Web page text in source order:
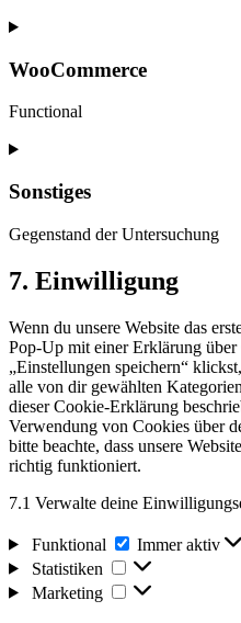
Consent
service
WooCommerce
Functional
Consent
service
woocommerce
Sonstiges
Gegenstand der Untersuchung
Consent
to
sonstiges
7. Einwilligung
Wenn du unsere Website das
Pop-Up mit einer Erklärung
„Einstellungen speichern“
alle von dir gewählten
dieser Cookie-Erklärung
Verwendung von Cookies über
bitte beachte, dass unsere
richtig funktioniert.
7.1 Verwalte deine
Funktional Funktional
Immer aktiv
Statistiken
Statistiken
Marketing
Marketing